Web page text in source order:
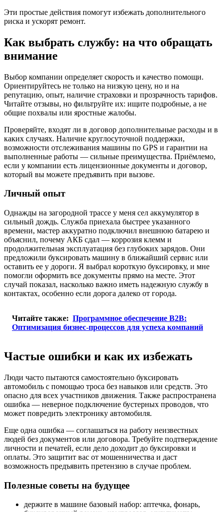
Эти простые действия помогут избежать дополнительного
риска и ускорят ремонт.
Как выбрать службу: на что обращать
внимание
Выбор компании определяет скорость и качество помощи.
Ориентируйтесь не только на низкую цену, но и на
репутацию, опыт, наличие страховки и прозрачность тарифов.
Читайте отзывы, но фильтруйте их: ищите подробные, а не
общие похвалы или яростные жалобы.
Проверяйте, входят ли в договор дополнительные расходы и в
каких случаях. Наличие круглосуточной поддержки,
возможности отслеживания машины по GPS и гарантии на
выполненные работы — сильные преимущества. Приёмлемо,
если у компании есть лицензионные документы и договор,
который вы можете предъявить при вызове.
Личный опыт
Однажды на загородной трассе у меня сел аккумулятор в
сильный дождь. Служба приехала быстрее указанного
времени, мастер аккуратно подключил внешнюю батарею и
объяснил, почему АКБ сдал — коррозия клемм и
продолжительная эксплуатация без глубоких зарядов. Они
предложили буксировать машину в ближайший сервис или
оставить ее у дороги. Я выбрал короткую буксировку, и мне
помогли оформить все документы прямо на месте. Этот
случай показал, насколько важно иметь надежную службу в
контактах, особенно если дорога далеко от города.
Читайте также: Программное обеспечение B2B:
Оптимизация бизнес-процессов для успеха компаний
Частые ошибки и как их избежать
Люди часто пытаются самостоятельно буксировать
автомобиль с помощью троса без навыков или средств. Это
опасно для всех участников движения. Также распространена
ошибка — неверное подключение бустерных проводов, что
может повредить электронику автомобиля.
Еще одна ошибка — соглашаться на работу неизвестных
людей без документов или договора. Требуйте подтверждение
личности и печатей, если дело доходит до буксировки и
оплаты. Это защитит вас от мошенничества и даст
возможность предъявить претензию в случае проблем.
Полезные советы на будущее
держите в машине базовый набор: аптечка, фонарь,